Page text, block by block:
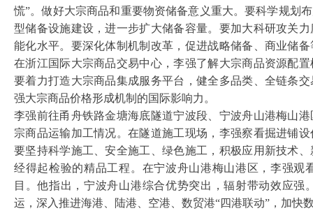
慌”。做好大宗商品和重要物资储备意义重大。要科学规划
型储备设施建设，进一步扩大储备容量。要加大科研攻关
能化水平。要深化体制机制改革，促进战略储备、商业储
在浙江国际大宗商品交易中心，李强了解大宗商品资源配
要着力打造大宗商品集成服务平台，健全多品类、全链条
强大宗商品价格形成机制的国际影响力。
李强前往甬舟铁路金塘海底隧道宁波段、宁波舟山港梅山
宗商品运输加工情况。在隧道施工现场，李强察看掘进铺
要坚持科学施工、安全施工、绿色施工，积极应用新技术
经得起检验的精品工程。在宁波舟山港梅山港区，李强观
目。他指出，宁波舟山港综合优势突出，辐射带动效应
运，深入推进海港、陆港、空港、数贸港“四港联动”，加快